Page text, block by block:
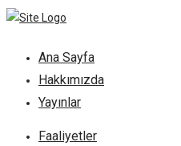
Ana Sayfa
Hakkımızda
Yayınlar
Faaliyetler